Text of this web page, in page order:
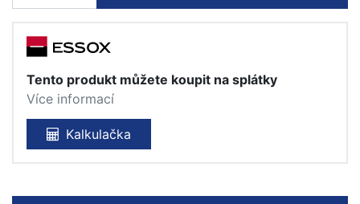
Tento produkt můžete koupit na splátky
Více informací
Kalkulačka